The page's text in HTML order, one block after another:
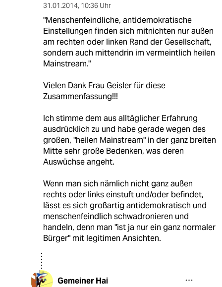
31.01.2014, 10:36 Uhr
"Menschenfeindliche, antidemokratische
Einstellungen finden sich mitnichten nur außen
am rechten oder linken Rand der Gesellschaft,
sondern auch mittendrin im vermeintlich heilen
Mainstream."
Vielen Dank Frau Geisler für diese
Zusammenfassung!!!
Ich stimme dem aus alltäglicher Erfahrung
ausdrücklich zu und habe gerade wegen des
großen, "heilen Mainstream" in der ganz breiten
Mitte sehr große Bedenken, was deren
Auswüchse angeht.
Wenn man sich nämlich nicht ganz außen
rechts oder links einstuft und/oder befindet,
lässt es sich großartig antidemokratisch und
menschenfeindlich schwadronieren und
handeln, denn man "ist ja nur ein ganz normaler
Bürger" mit legitimen Ansichten.
Gemeiner Hai